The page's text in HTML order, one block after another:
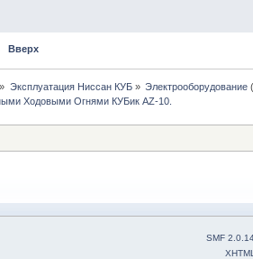
Вверх
» Эксплуатация Ниссан КУБ» Электрооборудование
Ходовыми Огнями КУБик AZ-10.
SMF